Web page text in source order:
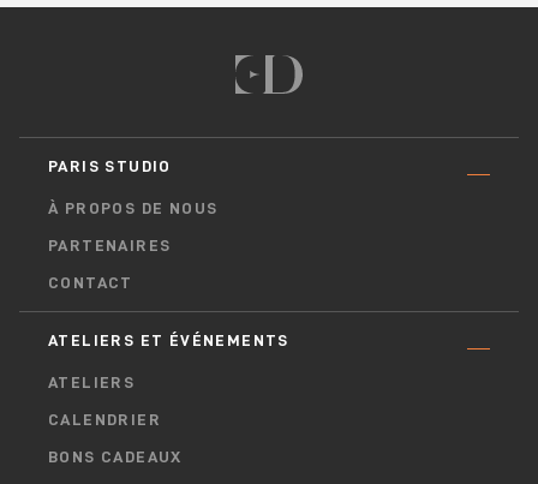
PARIS STUDIO
À PROPOS DE NOUS
PARTENAIRES
CONTACT
ATELIERS ET ÉVÉNEMENTS
ATELIERS
CALENDRIER
BONS CADEAUX